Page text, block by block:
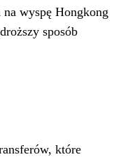
wyspę Hongkong
sposób
które